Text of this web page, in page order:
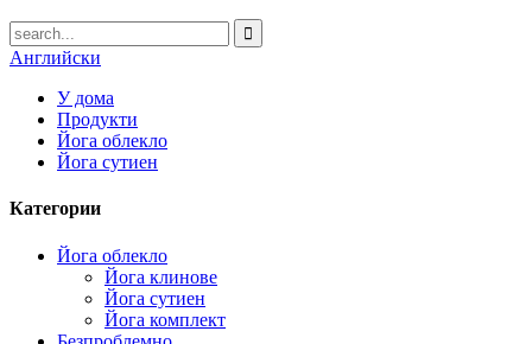
Английски
У дома
Продукти
Йога облекло
Йога сутиен
Категории
Йога облекло
Йога клинове
Йога сутиен
Йога комплект